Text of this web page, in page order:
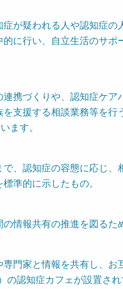
が疑われる人や認知症の
に行い、自立生活のサ
携づくりや、認知症ケア
支援する相談業務等を行
ます。
、認知症の容態に応じ、
準的に示したもの。
情報共有の推進を図るた
門家と情報を共有し、お
認知症カフェが設置さ